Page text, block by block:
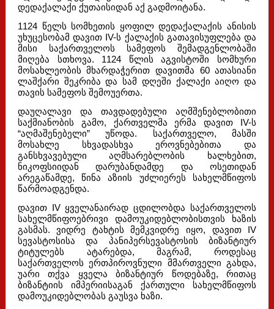
დედაქალაქი ქუთაისიდან აქ გადმოიტანა.
1124 წელს სომხეთის ყოფილ დედაქალაქის ანისის
უხუცესობამ დავით IV-ს ქალაქის გათავისუფლება და
მისი საქართველოს სამეფოს შემადგენლობაში
მიღება სთხოვა. 1124 წლის აგვისტოში სომხური
მოსახლეობის მხარდაჭერით დავითმა 60 ათასიანი
ლაშქარი შეკრიბა და სამ დღეში ქალაქი აიღო და
თავის სამეფოს შემოუერთა.
დაუღალავი და თავდადებული აღმშენებლობითი
საქმიანობის გამო, ქართველმა ერმა დავით IV-ს
“აღმაშენებელი” უწოდა. საქართველო, მასში
მოსახლე სხვადასხვა ეროვნებებითა და
განსხვავებული აღმსარებლობის ხალხებით,
ნიკოფსიიდან დარუბანდამდე და ოსეთიდან
არეგაწამდე, წინა აზიის უძლიერეს სახელმწიფოს
წარმოადგენდა.
დავით IV ყველანაირად ცდილობდა საქართველოს
სახელმწიფოებრივი დამოუკიდებლობისთვის ხაზის
გასმას. ვიდრე ტახტის მემკვიდრე იყო, დავით IV
სევასტოსისა და პანიპერსევასტოსის ბიზანტიურ
ტიტულებს ატარებდა, მაგრამ, როდესაც
საქართველოს ერთპიროვნული მმართველი გახდა,
უარი თქვა ყველა ბიზანტიურ წოდებაზე, რითაც
ბიზანტიის იმპერიისაგან ქართული სახელმწიფოს
დამოუკიდებლობას გაუსვა ხაზი.